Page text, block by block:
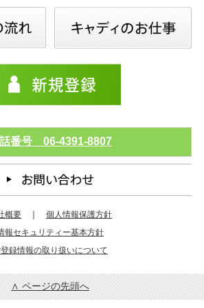
番号 06-4391-8807
概要
個人情報保護方針
報セキュリティー基本方針
録情報の取り扱いについて
∧ ページの先頭へ